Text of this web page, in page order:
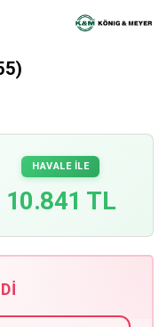
HAVALE İLE
10.841 TL